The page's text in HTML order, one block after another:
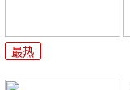
最热